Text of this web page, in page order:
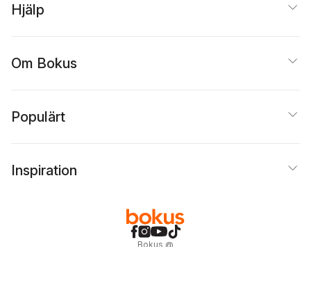
Hjälp
Om Bokus
Populärt
Inspiration
Bokus @